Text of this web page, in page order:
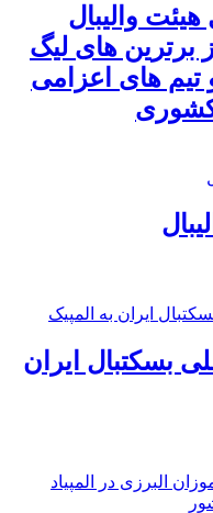
والیبال
برترین های لیگ
تیم های اعزامی
بسکتبال ایران